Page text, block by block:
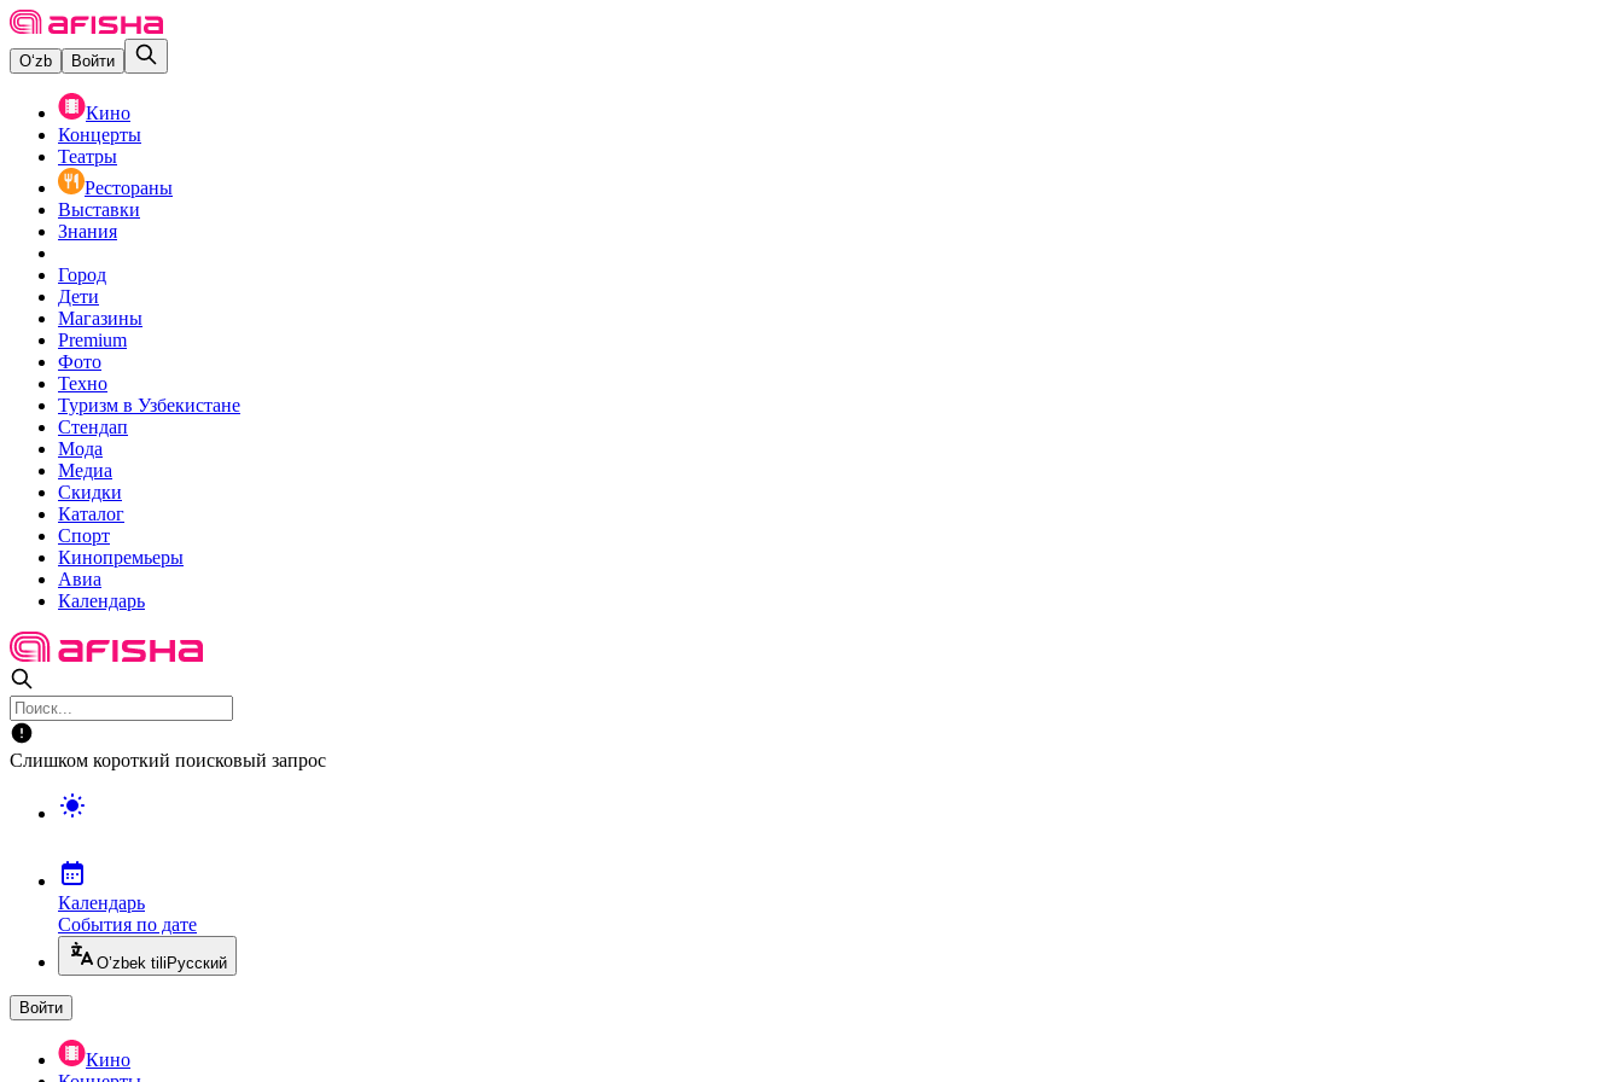
O‘zb Войти
Кино
Концерты
Театры
Рестораны
Выставки
Знания
Город
Дети
Магазины
Premium
Фото
Техно
Туризм в Узбекистане
Стендап
Мода
Медиа
Скидки
Каталог
Спорт
Кинопремьеры
Авиа
Календарь
Слишком короткий поисковый запрос
Календарь
События по дате
O’zbek tili Русский
Войти
Кино